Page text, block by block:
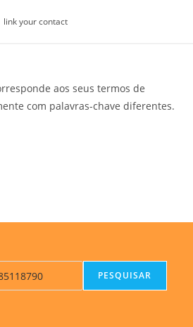
link your contact
aos seus termos de
com palavras-chave diferentes.
PESQUISAR